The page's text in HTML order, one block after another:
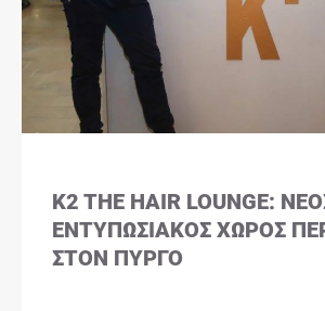
K2 THE HAIR LOUNGE:
ΕΝΤΥΠΩΣΙΑΚΌΣ ΧΏΡΟΣ
ΣΤΟΝ ΠΎΡΓΟ